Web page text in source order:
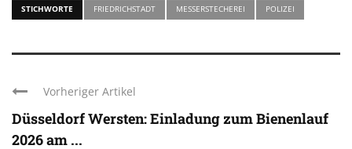
STICHWORTE FRIEDRICHSTADT MESSERSTECHEREI POLIZEI
Vorheriger Artikel
Düsseldorf Wersten: Einladung zum Bienenlauf
2026 am ...